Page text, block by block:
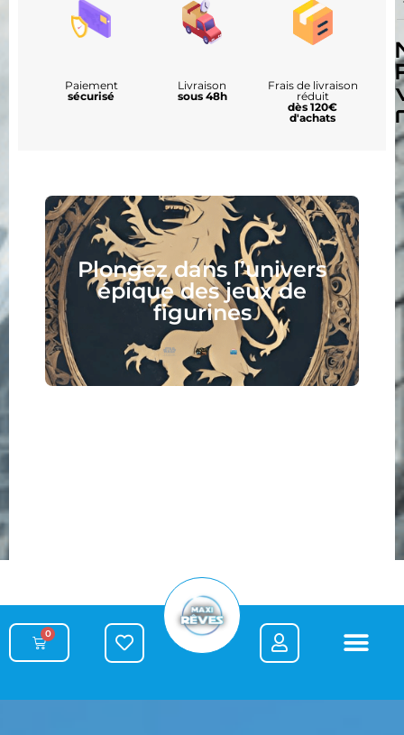
Paiement
sécurisé
Livraison
sous 48h
Frais de livraison
réduit
dès 120€
d'achats
Plongez dans l’univers
épique des jeux de
figurines
0